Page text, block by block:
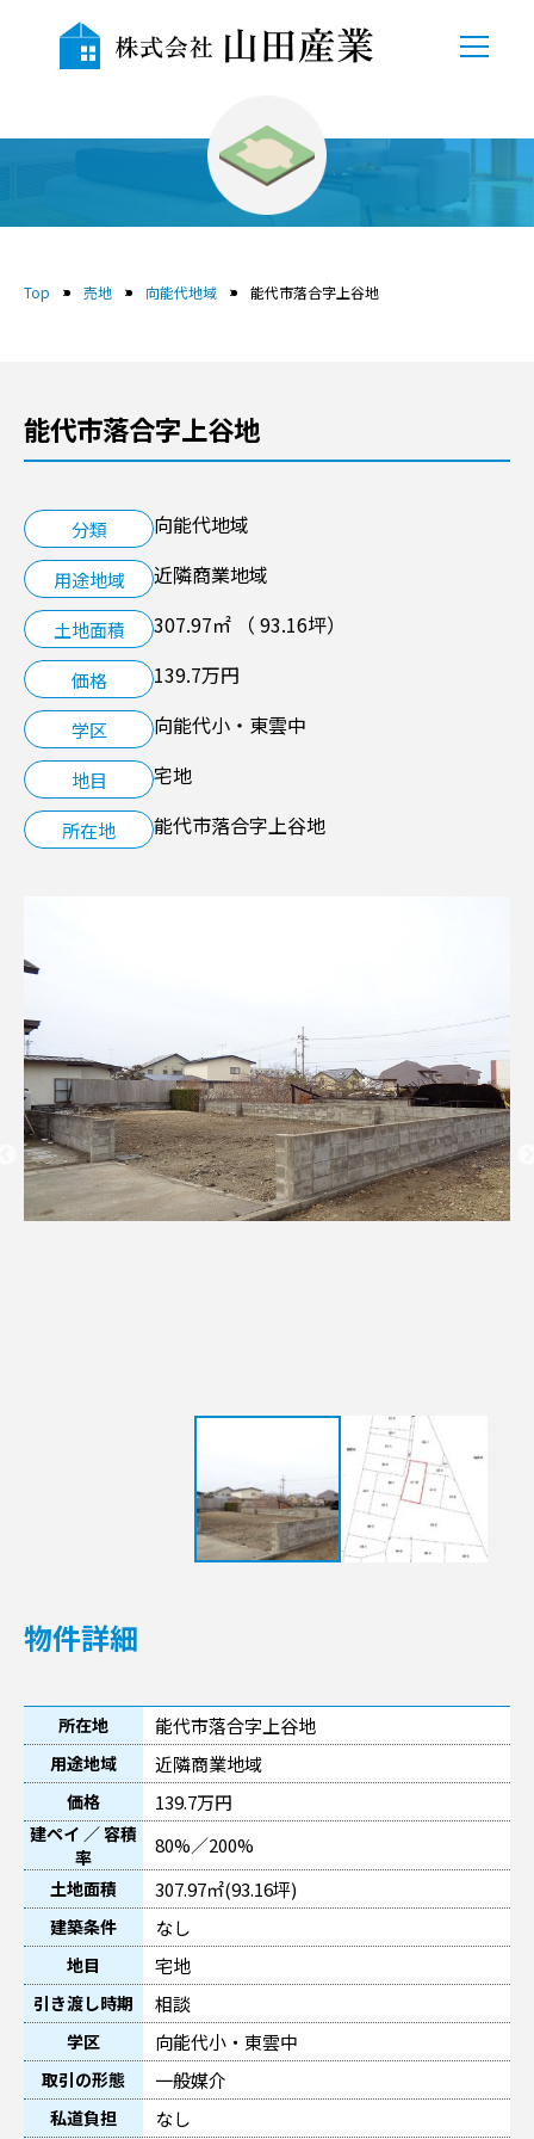
TOP
会社概要
賃貸
貸駐車場
空き家管理サービス
売地
Top 売地 向能代地域 能代市落合字上谷地
能代市落合字上谷地
分類 向能代地域
用途地域 近隣商業地域
土地面積 307.97㎡ （ 93.16坪）
価格 139.7万円
学区 向能代小・東雲中
地目 宅地
所在地 能代市落合字上谷地
物件詳細
所在地 能代市落合字上谷地
用途地域 近隣商業地域
価格 139.7万円
建ペイ ／ 容積
率
80%／200%
土地面積 307.97㎡(93.16坪)
建築条件 なし
地目 宅地
引き渡し時期 相談
学区 向能代小・東雲中
取引の形態 一般媒介
私道負担 なし